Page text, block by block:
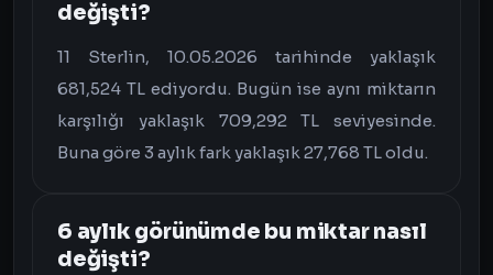
değişti?
11 Sterlin, 10.05.2026 tarihinde yaklaşık
681,524 TL ediyordu. Bugün ise aynı miktarın
karşılığı yaklaşık 709,292 TL seviyesinde.
Buna göre 3 aylık fark yaklaşık 27,768 TL oldu.
6 aylık görünümde bu miktar nasıl
değişti?